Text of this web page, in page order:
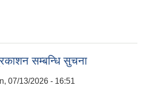
सम्बन्धि सुचना
07/13/2026 - 16:51